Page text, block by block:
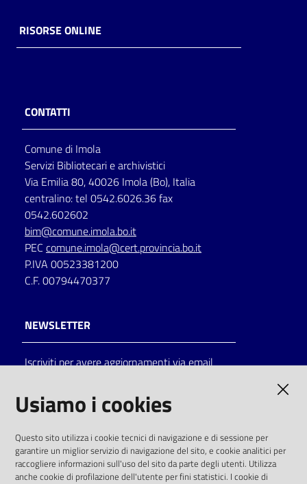
RISORSE ONLINE
CONTATTI
Comune di Imola
Servizi Bibliotecari e archivistici
Via Emilia 80, 40026 Imola (Bo), Italia
centralino: tel 0542.6026.36 fax
0542.602602
bim@comune.imola.bo.it
PEC comune.imola@cert.provincia.bo.it
P.IVA 00523381200
C.F. 00794470377
NEWSLETTER
Iscriviti per avere aggiornamenti via email
solo alle condizioni previste dalla direttiva
comunitaria 2003/98/CE e dal d.lgs. 36/2006
Usiamo i cookies
Questo sito utilizza i cookie tecnici di navigazione e di sessione per
garantire un miglior servizio di navigazione del sito, e cookie analitici per
raccogliere informazioni sull'uso del sito da parte degli utenti. Utilizza
anche cookie di profilazione dell'utente per fini statistici. I cookie di